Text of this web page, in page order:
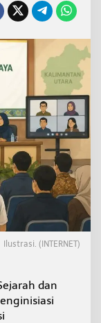
Ilustrasi. (INTERNET)
dan